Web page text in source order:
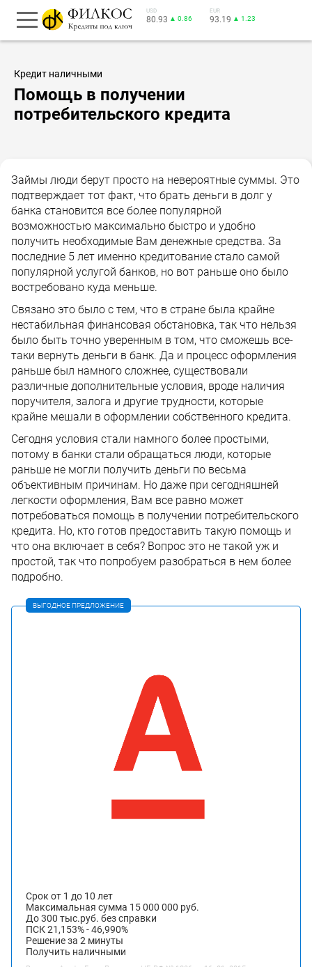
USD
80.93 ▲ 0.86
EUR
93.19 ▲ 1.23
Кредит наличными
Помощь в получении
потребительского кредита
Займы люди берут просто на невероятные суммы. Это
подтверждает тот факт, что брать деньги в долг у
банка становится все более популярной
возможностью максимально быстро и удобно
получить необходимые Вам денежные средства. За
последние 5 лет именно кредитование стало самой
популярной услугой банков, но вот раньше оно было
востребовано куда меньше.
Связано это было с тем, что в стране была крайне
нестабильная финансовая обстановка, так что нельзя
было быть точно уверенным в том, что сможешь все-
таки вернуть деньги в банк. Да и процесс оформления
раньше был намного сложнее, существовали
различные дополнительные условия, вроде наличия
поручителя, залога и другие трудности, которые
крайне мешали в оформлении собственного кредита.
Сегодня условия стали намного более простыми,
потому в банки стали обращаться люди, которые
раньше не могли получить деньги по весьма
объективным причинам. Но даже при сегодняшней
легкости оформления, Вам все равно может
потребоваться помощь в получении потребительского
кредита. Но, кто готов предоставить такую помощь и
что она включает в себя? Вопрос это не такой уж и
простой, так что попробуем разобраться в нем более
подробно.
ВЫГОДНОЕ ПРЕДЛОЖЕНИЕ
Срок от 1 до 10 лет
Максимальная сумма 15 000 000 руб.
До 300 тыс.руб. без справки
ПСК 21,153% - 46,990%
Решение за 2 минуты
Получить наличными